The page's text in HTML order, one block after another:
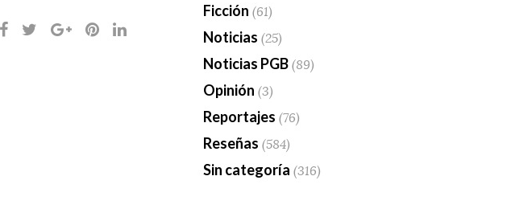
Ficción (61)
Noticias (25)
Noticias PGB (89)
Opinión (3)
Reportajes (76)
Reseñas (584)
Sin categoría (316)